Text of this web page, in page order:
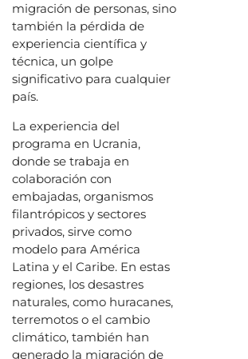
migración de personas, sino
también la pérdida de
experiencia científica y
técnica, un golpe
significativo para cualquier
país.
La experiencia del
programa en Ucrania,
donde se trabaja en
colaboración con
embajadas, organismos
filantrópicos y sectores
privados, sirve como
modelo para América
Latina y el Caribe. En estas
regiones, los desastres
naturales, como huracanes,
terremotos o el cambio
climático, también han
generado la migración de